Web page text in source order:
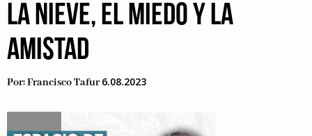
LA NIEVE, EL MIEDO Y LA
AMISTAD
Por:Francisco Tafur 6.08.2023